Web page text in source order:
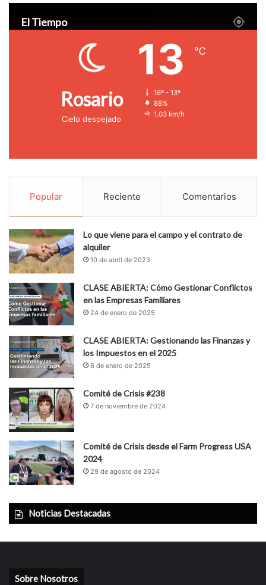
El Tiempo
Rosario
Cielo despejado
13 ℃
16º - 13º
88%
1.03 km/h
Popular Reciente Comentarios
Lo que viene para el campo y el contrato de
alquiler
10 de abril de 2023
CLASE ABIERTA: Cómo Gestionar Conflictos
en las Empresas Familiares
24 de enero de 2025
CLASE ABIERTA: Gestionando las Finanzas y
los Impuestos en el 2025
6 de enero de 2025
Comité de Crisis #238
7 de noviembre de 2024
Comité de Crisis desde el Farm Progress USA
2024
29 de agosto de 2024
Noticias Destacadas
Sobre Nosotros